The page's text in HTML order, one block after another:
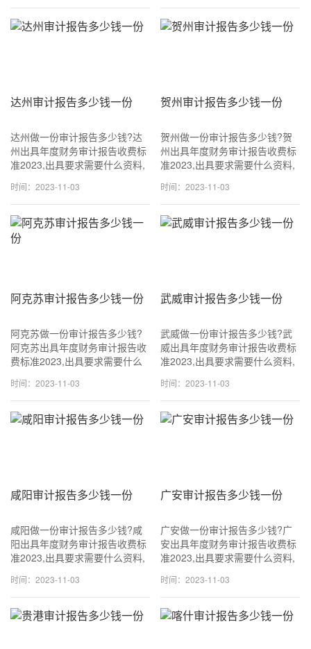
1500~3500元一份,专业出具审
计报告.
1500~3500元一份,专业出具审
计报告.
达州审计报告多少钱一份
达州做一份审计报告多少钱?达
州出具年度财务审计报告收费标
准2023,出具要求需要什么资料,
18611114677 (同v信) 一般
1500~3500元一份,专业出具审
计报告.
时间：2023-11-03
贺州审计报告多少钱一份
贺州做一份审计报告多少钱?贺
州出具年度财务审计报告收费标
准2023,出具要求需要什么资料,
18611114677 (同v信) 一般
1500~3500元一份,专业出具审
计报告.
时间：2023-11-03
阿克苏审计报告多少钱一份
阿克苏做一份审计报告多少钱?
阿克苏出具年度财务审计报告收
费标准2023,出具要求需要什么
18611114677 (同v信) 一般
1500~3500元一份,专业出具审
计报
时间：2023-11-03
武威审计报告多少钱一份
武威做一份审计报告多少钱?武
威出具年度财务审计报告收费标
准2023,出具要求需要什么资料,
18611114677 (同v信) 一般
1500~3500元一份,专业出具审
计报告.
时间：2023-11-03
咸阳审计报告多少钱一份
咸阳做一份审计报告多少钱?咸
阳出具年度财务审计报告收费标
准2023,出具要求需要什么资料,
18611114677 (同v信) 一般
1500~3500元一份,专业出具审
计报告.
时间：2023-11-03
广安审计报告多少钱一份
广安做一份审计报告多少钱?广
安出具年度财务审计报告收费标
准2023,出具要求需要什么资料,
18611114677 (同v信) 一般
1500~3500元一份,专业出具审
计报告.
时间：2023-11-03